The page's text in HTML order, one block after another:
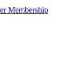
Membership